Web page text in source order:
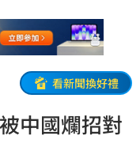
看新聞換好禮
中國爛招對